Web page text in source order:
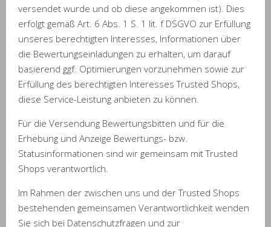
versendet wurde und ob diese angekommen ist). Dies
erfolgt gemäß Art. 6 Abs. 1 S. 1 lit. f DSGVO zur Erfüllung
unseres berechtigten Interesses, Informationen über
die Bewertungseinladungen zu erhalten, um darauf
basierend ggf. Optimierungen vorzunehmen sowie zur
Erfüllung des berechtigten Interesses Trusted Shops,
diese Service-Leistung anbieten zu können.
Für die Versendung Bewertungsbitten und für die
Erhebung und Anzeige Bewertungs- bzw.
Statusinformationen sind wir gemeinsam mit Trusted
Shops verantwortlich.
Im Rahmen der zwischen uns und der Trusted Shops
bestehenden gemeinsamen Verantwortlichkeit wenden
Sie sich bei Datenschutzfragen und zur